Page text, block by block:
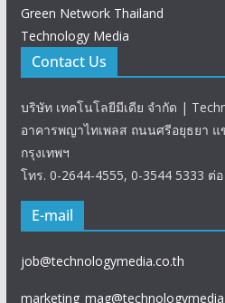
Green Network Thailand
Technology Media
Contact Us
บริษัท เทคโนโลยีมีเดีย จำกัด |
อาคารพญาไทเพลส ถนนศรีอยุธยา แ
กรุงเทพฯ
โทร. 0-2644-4555, 0-3544 5333 ต่
E-mail
job@technologymedia.co.th